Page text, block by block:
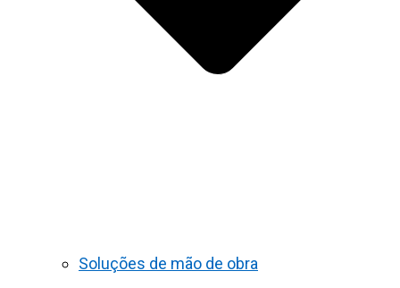
Soluções de mão de obra